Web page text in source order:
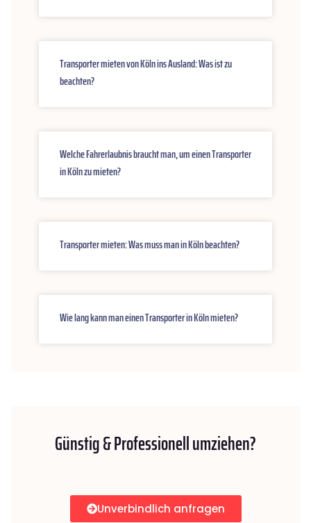
Transporter mieten von Köln ins Ausland: Was ist zu
beachten?
Welche Fahrerlaubnis braucht man, um einen Transporter
in Köln zu mieten?
Transporter mieten: Was muss man in Köln beachten?
Wie lang kann man einen Transporter in Köln mieten?
Günstig & Professionell umziehen?
Unverbindlich anfragen